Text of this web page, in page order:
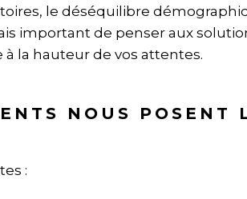
le déséquilibre
important de penser aux
la hauteur de vos attentes.
NOUS POSENT
: